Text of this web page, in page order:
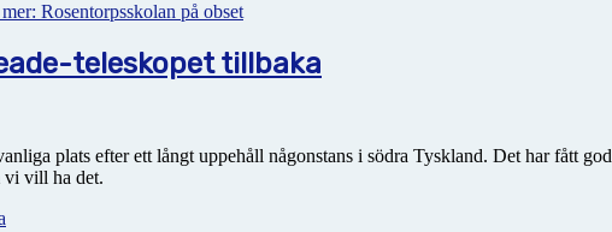
Rosentorpsskolan på obset
teleskopet tillbaka
plats efter ett långt uppehåll någonstans i södra Tyskland. Det har fått
vi vill ha det.